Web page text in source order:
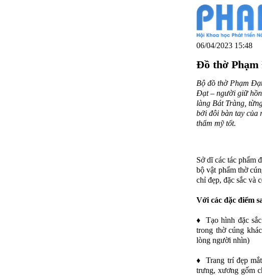
06/04/2023 15:48
Đồ thờ Phạm
Bộ đồ thờ Phạm
Đạt – người giữ hồn
làng Bát Tràng,
bởi đôi bàn tay của
thẩm mỹ tốt.
Sở dĩ các tác phẩm
bộ vật phẩm thờ
chỉ đẹp, đặc sắc và
Với các đặc điểm
♦ Tạo hình đặc
trong thờ cúng
lòng người nhìn)
♦ Trang trí đẹp
trưng, xương gốm